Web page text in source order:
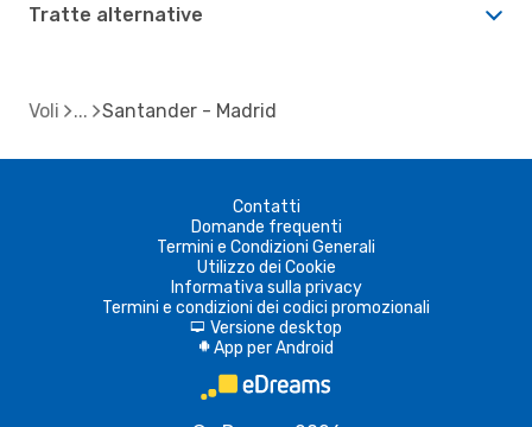
Tratte alternative
Voli Santander - Madrid
Contatti
Domande frequenti
Termini e Condizioni Generali
Utilizzo dei Cookie
Informativa sulla privacy
Termini e condizioni dei codici promozionali
d Versione desktop
A App per Android